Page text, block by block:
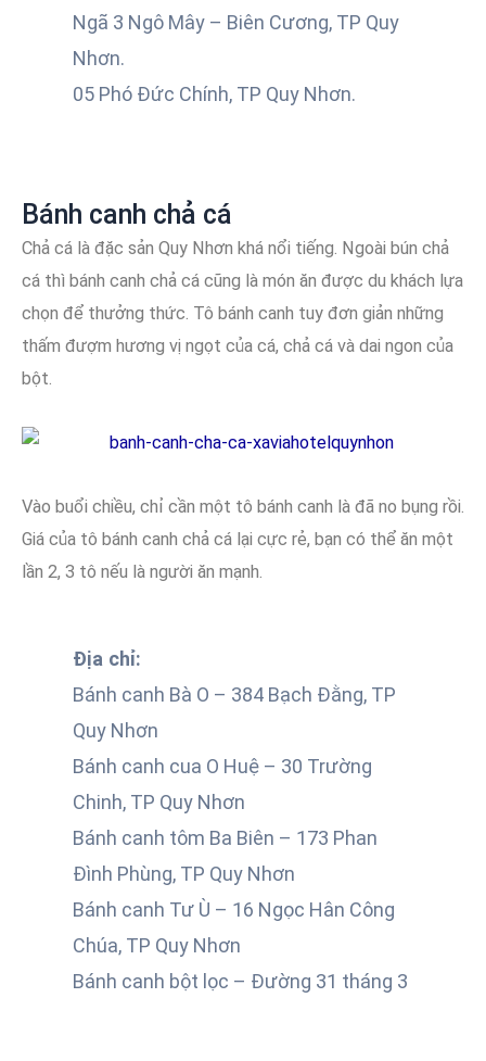
Ngã 3 Ngô Mây – Biên Cương, TP Quy
Nhơn.
05 Phó Đức Chính, TP Quy Nhơn.
Bánh canh chả cá
Chả cá là đặc sản Quy Nhơn khá nổi tiếng. Ngoài bún chả
cá thì bánh canh chả cá cũng là món ăn được du khách lựa
chọn để thưởng thức. Tô bánh canh tuy đơn giản những
thấm đượm hương vị ngọt của cá, chả cá và dai ngon của
bột.
Vào buổi chiều, chỉ cần một tô bánh canh là đã no bụng rồi.
Giá của tô bánh canh chả cá lại cực rẻ, bạn có thể ăn một
lần 2, 3 tô nếu là người ăn mạnh.
Địa chỉ:
Bánh canh Bà O – 384 Bạch Đằng, TP
Quy Nhơn
Bánh canh cua O Huệ – 30 Trường
Chinh, TP Quy Nhơn
Bánh canh tôm Ba Biên – 173 Phan
Đình Phùng, TP Quy Nhơn
Bánh canh Tư Ù – 16 Ngọc Hân Công
Chúa, TP Quy Nhơn
Bánh canh bột lọc – Đường 31 tháng 3